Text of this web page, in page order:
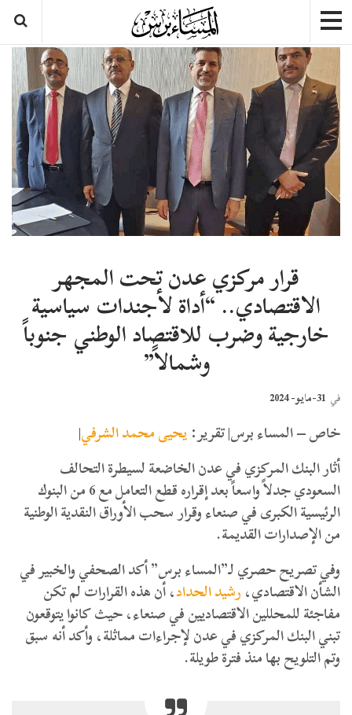
قرار مركزي عدن تحت المجهر
الاقتصادي.. “أداة لأجندات سياسية
خارجية وضرب للاقتصاد الوطني جنوباً
وشمالاً”
في 31-مايو- 2024
خاص – المساء برس| تقرير:يحيى محمد الشرفي|
أثار البنك المركزي في عدن الخاضعة لسيطرة التحالف
السعودي جدلاً واسعاً بعد إقراره قطع التعامل مع 6 من البنوك
الرئيسية الكبرى في صنعاء وقرار سحب الأوراق النقدية الوطنية
من الإصدارات القديمة.
وفي تصريح حصري لـ”المساء برس” أكد الصحفي والخبير في
الشأن الاقتصادي،رشيد الحداد، أن هذه القرارات لم تكن
مفاجئة للمحللين الاقتصاديين في صنعاء، حيث كانوا يتوقعون
تبني البنك المركزي في عدن لإجراءات مماثلة، وأكد أنه سبق
وتم التلويح بها منذ فترة طويلة.